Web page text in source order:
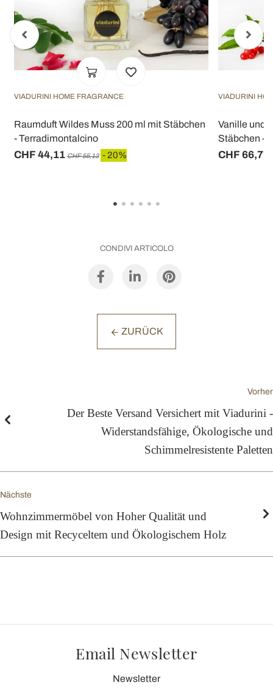
VIADURINI HOME FRAGRANCE
Raumduft Wildes Muss 200 ml mit Stäbchen
- Terradimontalcino
CHF 44,11 CHF 55,13 - 20%
VIADURINI
Vanille und
Stäbchen -
CHF 66,77
CONDIVI ARTICOLO
ZURÜCK
Vorher
Der Beste Versand Versichert mit Viadurini -
Widerstandsfähige, Ökologische und
Schimmelresistente Paletten
Nächste
Wohnzimmermöbel von Hoher Qualität und
Design mit Recyceltem und Ökologischem Holz
Email Newsletter
Newsletter